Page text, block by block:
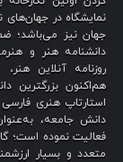
نمایشگاه در جهان‌های
جهان نیز می‌باشد؛
دانشنامه هنر و
روزنامه آنلاین
هم‌اکنون بزرگترین
استارتاپ هنری
دانش جامعه،
فعالیت نموده است؛
متعدد و بسیار